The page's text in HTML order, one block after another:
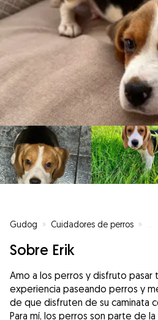
Gudog » Cuidadores de perros »
Sobre Erik
Amo a los perros y disfruto pasar
experiencia paseando perros y
de que disfruten de su caminata
Para mí, los perros son parte de